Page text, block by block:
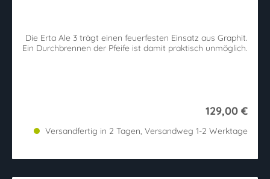
Die Erta Ale 3 trägt einen feuerfesten Einsatz aus Graphit.
Ein Durchbrennen der Pfeife ist damit praktisch unmöglich.
129,00 €
Versandfertig in 2 Tagen, Versandweg 1-2 Werktage